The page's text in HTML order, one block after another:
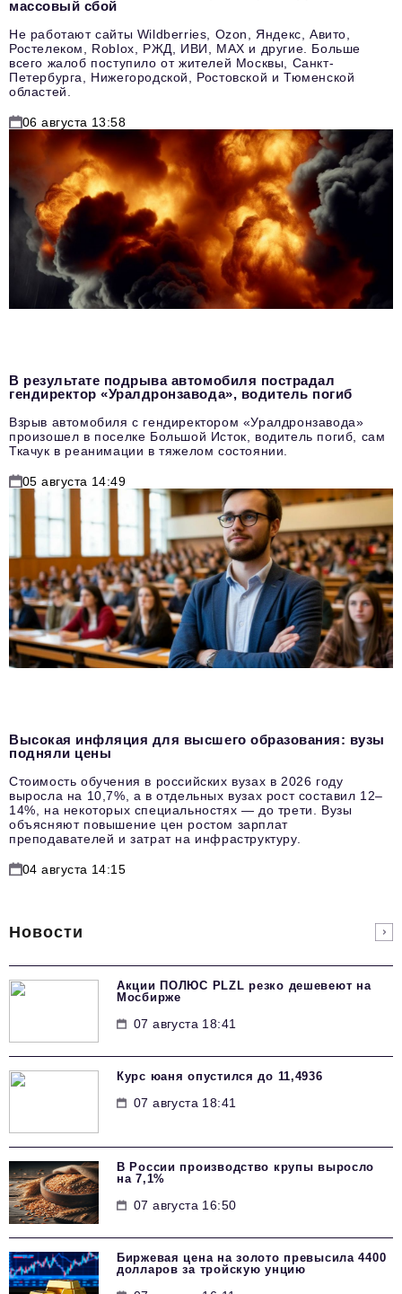
массовый сбой
Не работают сайты Wildberries, Ozon, Яндекс, Авито,
Ростелеком, Roblox, РЖД, ИВИ, MAX и другие. Больше
всего жалоб поступило от жителей Москвы, Санкт-
Петербурга, Нижегородской, Ростовской и Тюменской
областей.
06 августа 13:58
В результате подрыва автомобиля пострадал
гендиректор «Уралдронзавода», водитель погиб
Взрыв автомобиля с гендиректором «Уралдронзавода»
произошел в поселке Большой Исток, водитель погиб, сам
Ткачук в реанимации в тяжелом состоянии.
05 августа 14:49
Высокая инфляция для высшего образования: вузы
подняли цены
Стоимость обучения в российских вузах в 2026 году
выросла на 10,7%, а в отдельных вузах рост составил 12–
14%, на некоторых специальностях — до трети. Вузы
объясняют повышение цен ростом зарплат
преподавателей и затрат на инфраструктуру.
04 августа 14:15
Новости
Акции ПОЛЮС PLZL резко дешевеют на
Мосбирже
07 августа 18:41
Курс юаня опустился до 11,4936
07 августа 18:41
В России производство крупы выросло
на 7,1%
07 августа 16:50
Биржевая цена на золото превысила 4400
долларов за тройскую унцию